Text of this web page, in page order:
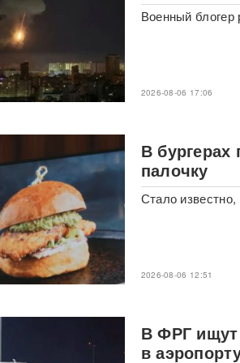
с
"Родина"
суд
в Литве
12
из
России
для
Военный блогер
2026-08-06 17:06
В
палочку
Стало
2026-08-06 12:51
В ФРГ ищут
в